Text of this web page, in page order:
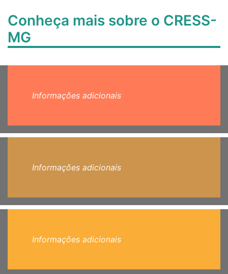
Conheça mais sobre o CRESS-
MG
Informações adicionais
Informações adicionais
Informações adicionais